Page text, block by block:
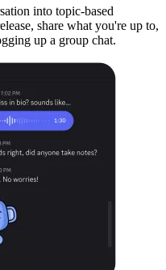
into topic-based
share what you're up to,
up a group chat.